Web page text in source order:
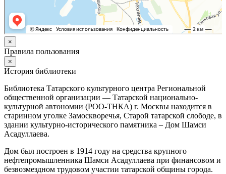
×
Правила пользования
×
История библиотеки
Библиотека Татарского культурного центра Региональной
общественной организации — Татарской национально-
культурной автономии (РОО-ТНКА) г. Москвы находится в
старинном уголке Замоскворечья, Старой татарской слободе, в
здании культурно-исторического памятника – Дом Шамси
Асадуллаева.
Дом был построен в 1914 году на средства крупного
нефтепромышленника Шамси Асадуллаева при финансовом и
безвозмездном трудовом участии татарской общины города.